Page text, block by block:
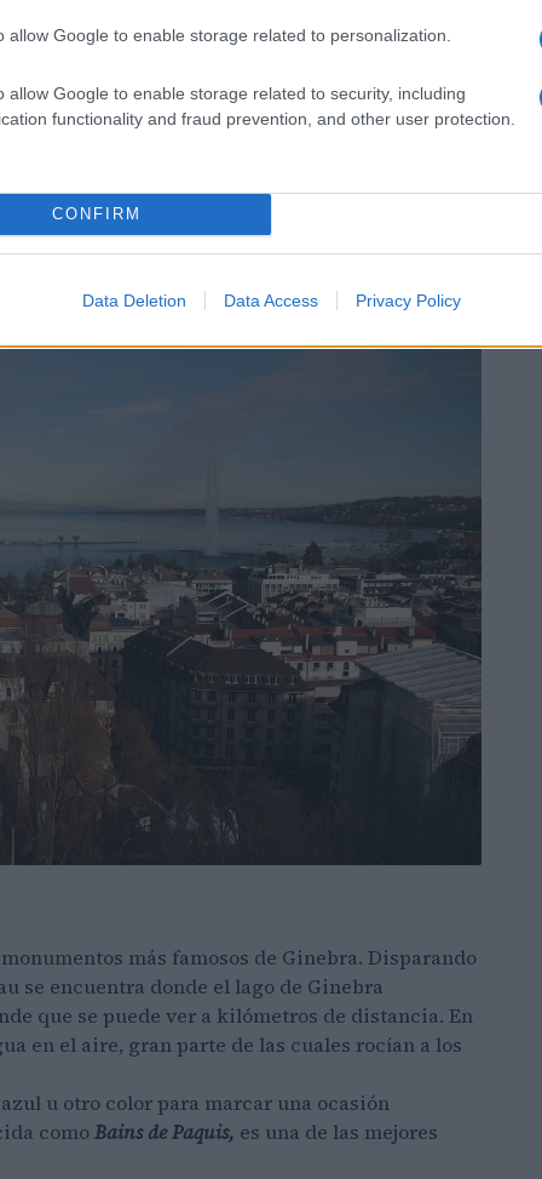
allow Google to enable storage related to personalization.
allow Google to enable storage related to security, including
functionality and fraud prevention, and other user protection.
CONFIRM
Data Deletion Data Access Privacy Policy
altura, y el verano ofrece muchas
se puede llegar con el ferrocarril
superiores al 48%.
más famosos de Ginebra. Disparando
se encuentra donde el lago de Ginebra
que se puede ver a kilómetros de distancia. En
en el aire, gran parte de las cuales rocían a los
u otro color para marcar una ocasión
comoBains de Paquis, es una de las mejores